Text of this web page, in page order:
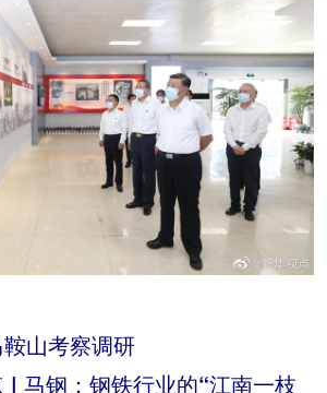
山考察调研
| 马钢：钢铁行业的“江南一枝